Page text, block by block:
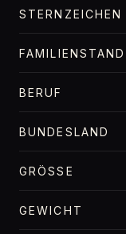
STERNZEICHEN
FAMILIENSTAND
BERUF
BUNDESLAND
GRÖSSE
GEWICHT